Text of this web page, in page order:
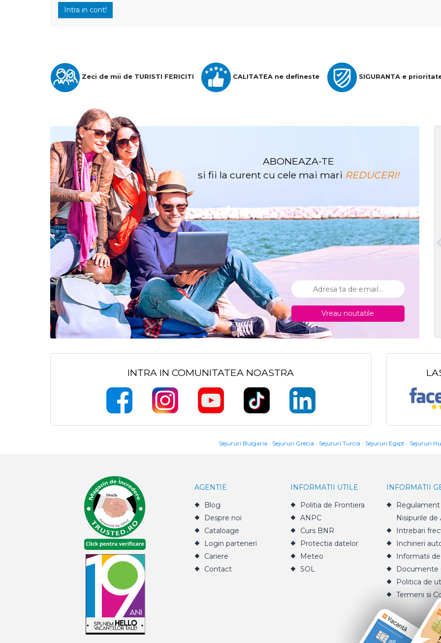
Intra in cont!
Zeci de mii de TURISTI FERICITI CALITATEA ne defineste SIGURANTA e
ABONEAZA-TE
si fii la curent cu cele mai mari REDUCERI!
Vreau noutatile
INTRA IN COMUNITATEA NOASTRA
Sejururi Bulgaria Sejururi Grecia Sejururi Turcia Sejururi Egipt Sejururi
AGENTIE
Blog
Despre noi
Cataloage
Login parteneri
Cariere
Contact
INFORMATII UTILE
Politia de Frontiera
ANPC
Curs BNR
Protectia datelor
Meteo
SOL
INFORMATII
Regulament
Nisipurile de
Intrebari
Inchirieri
Informatii
Documente
Politica de
Termeni si